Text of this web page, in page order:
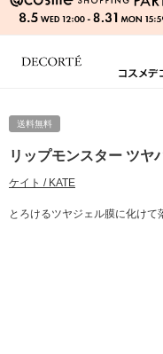
送料無料
リップモンスター ツヤ
ケイト / KATE
とろけるツヤジェル膜に化けて